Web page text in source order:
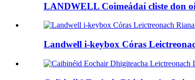
LANDWELL Coimeádaí cliste don
Landwell i-keybox Córas